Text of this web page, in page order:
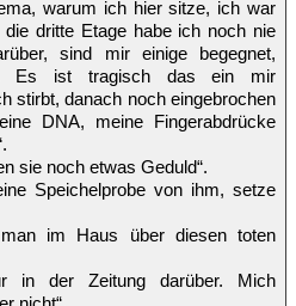
warum ich hier sitze, ich war
dritte Etage habe ich noch nie
sind mir einige begegnet,
Es ist tragisch das ein mir
stirbt, danach noch eingebrochen
DNA, meine Fingerabdrücke
sie noch etwas Geduld“.
Speichelprobe von ihm, setze
im Haus über diesen toten
in der Zeitung darüber. Mich